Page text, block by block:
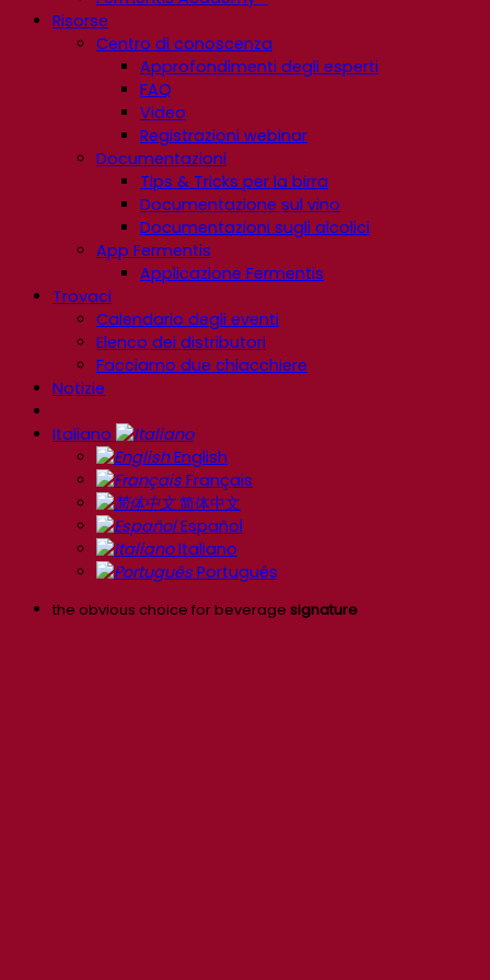
Risorse
Centro di conoscenza
Approfondimenti degli esperti
FAQ
Video
Registrazioni webinar
Documentazioni
Tips & Tricks per la birra
Documentazione sul vino
Documentazioni sugli alcolici
App Fermentis
Applicazione Fermentis
Trovaci
Calendario degli eventi
Elenco dei distributori
Facciamo due chiacchiere
Notizie
Italiano
English
Français
简体中文
Español
Italiano
Português
the obvious choice for beverage signature